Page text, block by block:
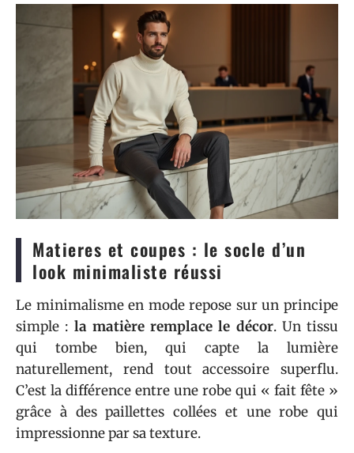
Matieres et coupes : le socle d’un
look minimaliste réussi
Le minimalisme en mode repose sur un principe
simple : la matière remplace le décor. Un tissu
qui tombe bien, qui capte la lumière
naturellement, rend tout accessoire superflu.
C’est la différence entre une robe qui « fait fête »
grâce à des paillettes collées et une robe qui
impressionne par sa texture.